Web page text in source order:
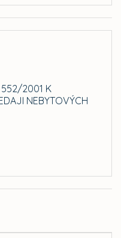
552/2001 K
NEBYTOVÝCH